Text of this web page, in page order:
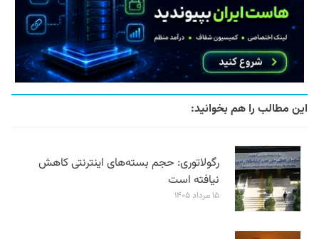
این مطالب را هم بخوانید:
رگولاتوری: حجم بسته‌های اینترنتی کاهش
نیافته است
۱۵ مرداد ۱۴۰۵